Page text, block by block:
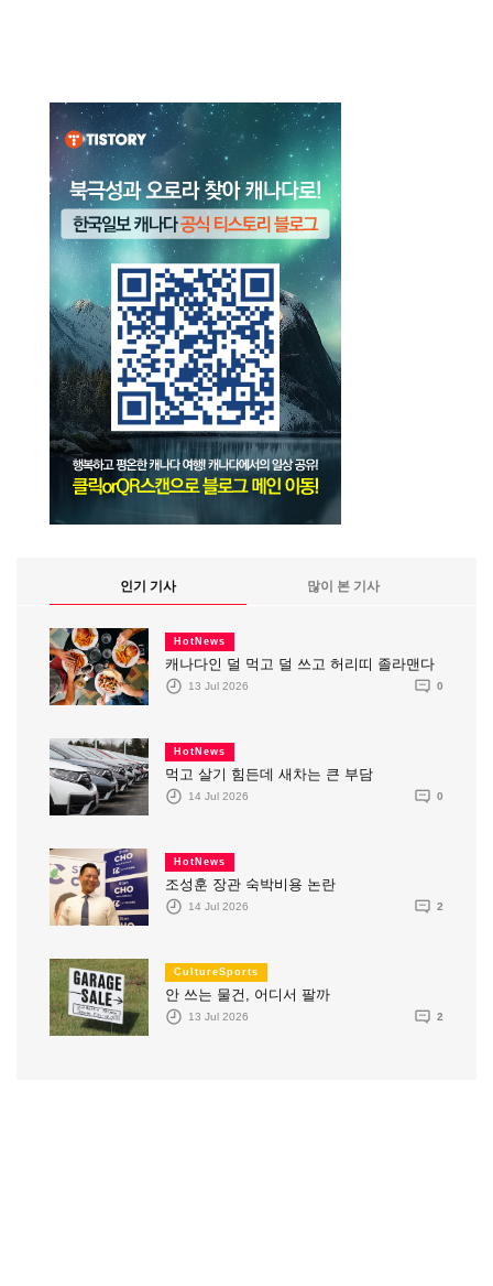
인기 기사 많이 본 기사
HotNews
캐나다인 덜 먹고 덜 쓰고 허리띠 졸라맨다
13 Jul 2026 0
HotNews
먹고 살기 힘든데 새차는 큰 부담
14 Jul 2026 0
HotNews
조성훈 장관 숙박비용 논란
14 Jul 2026 2
CultureSports
안 쓰는 물건, 어디서 팔까
13 Jul 2026 2